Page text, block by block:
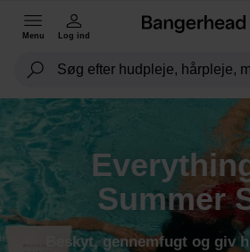
Menu Log ind
Summer
Beskyt, gennemfugt og giv